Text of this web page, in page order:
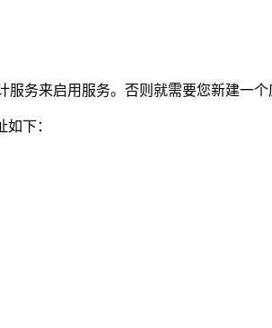
服务来启用服务。否则就需要您新建一
下：